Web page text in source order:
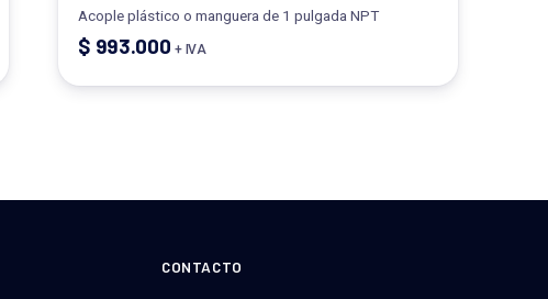
Acople plástico o manguera de 1 pulgada NPT
$ 993.000 + IVA
CONTACTO